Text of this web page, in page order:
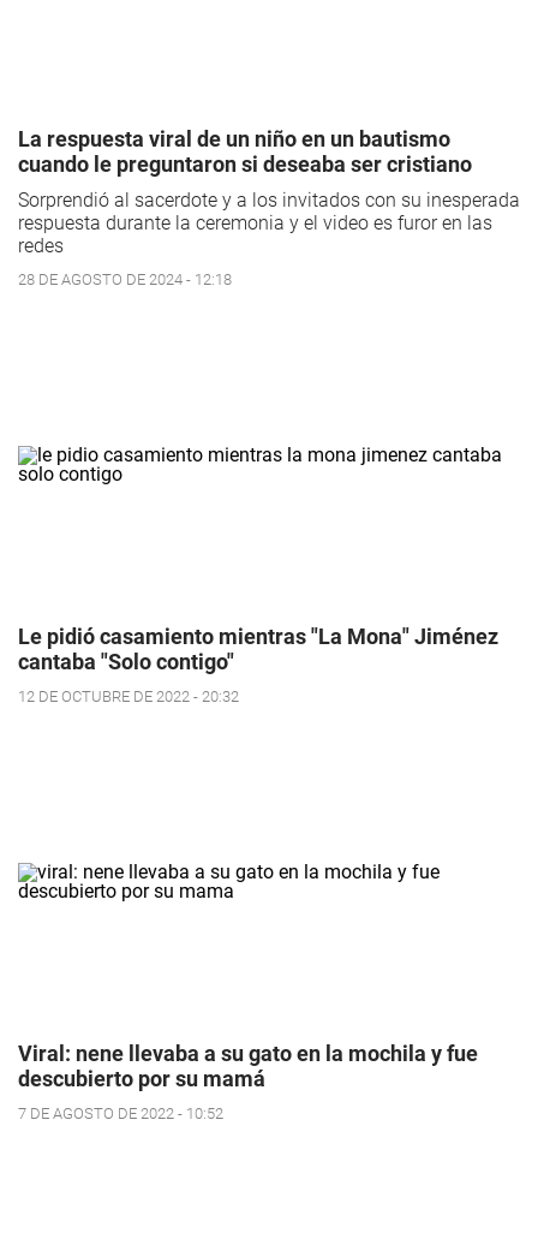
La respuesta viral de un niño en un bautismo
cuando le preguntaron si deseaba ser cristiano
Sorprendió al sacerdote y a los invitados con su inesperada
respuesta durante la ceremonia y el video es furor en las
redes
28 DE AGOSTO DE 2024 - 12:18
Le pidió casamiento mientras "La Mona" Jiménez
cantaba "Solo contigo"
12 DE OCTUBRE DE 2022 - 20:32
Viral: nene llevaba a su gato en la mochila y fue
descubierto por su mamá
7 DE AGOSTO DE 2022 - 10:52